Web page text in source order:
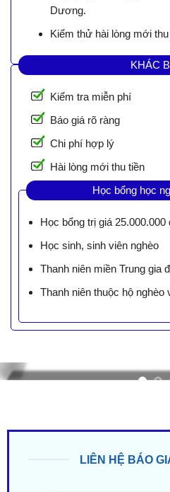
Dương.
Kiểm thử hài lòng mới thu
KHÁC
Kiểm tra miễn phí
Báo giá rõ ràng
Chi phí hợp lý
Hài lòng mới thu tiền
Học bổng học
Học bổng trị giá 25.000.000
Học sinh, sinh viên nghèo
Thanh niên miền Trung gia
Thanh niên thuộc hộ nghèo